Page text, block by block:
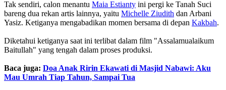
Tak sendiri, calon menantu Maia Estianty ini pergi ke Tanah Suci
bareng dua rekan artis lainnya, yaitu Michelle Ziudith dan Arbani
Yasiz. Ketiganya mengabadikan momen bersama di depan Kakbah.
Diketahui ketiganya saat ini terlibat dalam film "Assalamualaikum
Baitullah" yang tengah dalam proses produksi.
Baca juga: Doa Anak Ririn Ekawati di Masjid Nabawi: Aku
Mau Umrah Tiap Tahun, Sampai Tua